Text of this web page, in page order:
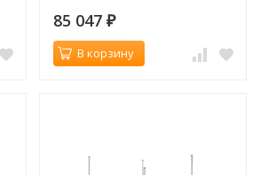
85 047 ₽
В корзину